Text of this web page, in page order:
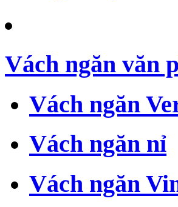
Vách ngăn văn
Vách ngăn
Vách ngăn nỉ
Vách ngăn